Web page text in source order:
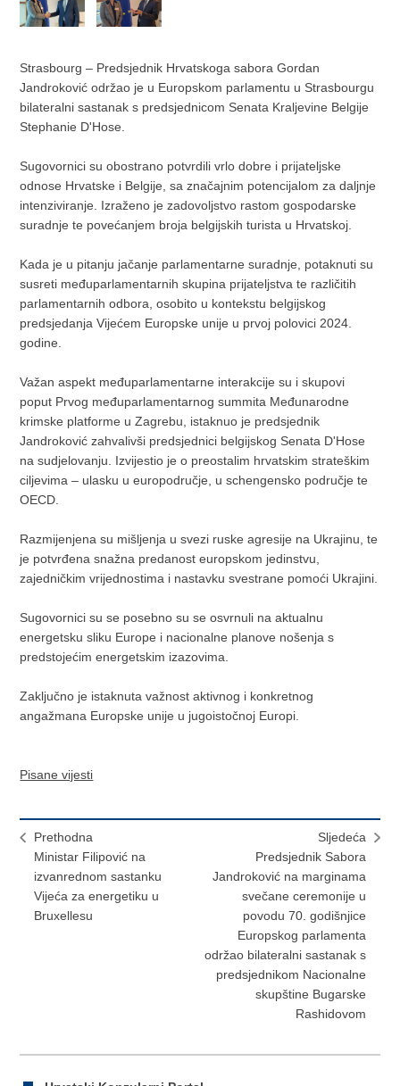
Strasbourg – Predsjednik Hrvatskoga sabora Gordan
Jandroković održao je u Europskom parlamentu u Strasbourgu
bilateralni sastanak s predsjednicom Senata Kraljevine Belgije
Stephanie D'Hose.
Sugovornici su obostrano potvrdili vrlo dobre i prijateljske
odnose Hrvatske i Belgije, sa značajnim potencijalom za daljnje
intenziviranje. Izraženo je zadovoljstvo rastom gospodarske
suradnje te povećanjem broja belgijskih turista u Hrvatskoj.
Kada je u pitanju jačanje parlamentarne suradnje, potaknuti su
susreti međuparlamentarnih skupina prijateljstva te različitih
parlamentarnih odbora, osobito u kontekstu belgijskog
predsjedanja Vijećem Europske unije u prvoj polovici 2024.
godine.
Važan aspekt međuparlamentarne interakcije su i skupovi
poput Prvog međuparlamentarnog summita Međunarodne
krimske platforme u Zagrebu, istaknuo je predsjednik
Jandroković zahvalivši predsjednici belgijskog Senata D'Hose
na sudjelovanju. Izvijestio je o preostalim hrvatskim strateškim
ciljevima – ulasku u europodručje, u schengensko područje te
OECD.
Razmijenjena su mišljenja u svezi ruske agresije na Ukrajinu, te
je potvrđena snažna predanost europskom jedinstvu,
zajedničkim vrijednostima i nastavku svestrane pomoći Ukrajini.
Sugovornici su se posebno su se osvrnuli na aktualnu
energetsku sliku Europe i nacionalne planove nošenja s
predstojećim energetskim izazovima.
Zaključno je istaknuta važnost aktivnog i konkretnog
angažmana Europske unije u jugoistočnoj Europi.
Pisane vijesti
Prethodna
Ministar Filipović na
izvanrednom sastanku
Vijeća za energetiku u
Bruxellesu
Sljedeća
Predsjednik Sabora
Jandroković na marginama
svečane ceremonije u
povodu 70. godišnjice
Europskog parlamenta
održao bilateralni sastanak s
predsjednikom Nacionalne
skupštine Bugarske
Rashidovom